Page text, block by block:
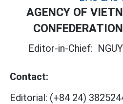
AGENCY OF
Editor-in-Chief:
Contact:
Editorial: (+84 24)